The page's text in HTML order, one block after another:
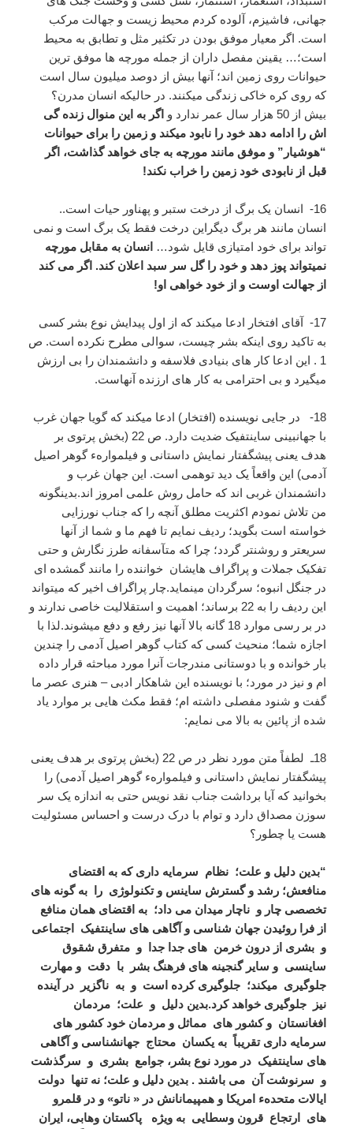
جهانی، فاشیزم، آلوده کردم محیط زیست و جهالت مرکب
است. اگر معیار موفق بودن در تکثیر مثل و تطابق به محیط
است؛… یقینن مفصل داران از جمله مورچه ها موفق ترین
حیوانات روی زمین اند؛ آنها بیش از دوصد میلیون سال است
که روی کره خاکی زندگی میکنند. در حالیکه انسان مدرن؟
بیش از 50 هزار سال عمر ندارد و
اگر به این منوال زنده گی
اش را ادامه دهد خود را نابود میکند و زمین را برای حیوانات
“هوشیار” و موفق مانند مورچه به جای خواهد گذاشت، اگر
قبل از نابودی خود زمین را خراب نکند!
16- انسان یک برگ از درخت ستبر و پهناور حیات است..
انسان مانند هر برگ دیگراین درخت فقط یک برگ است و نمی
تواند برای خود امتیازی قایل شود… انسان به مقابل مورچه
نمیتواند پوز دهد و خود را گل سر سبد اعلان کند. اگر می کند
از جهالت اوست و از خود خواهی او!
17- آقای افتخار ادعا میکند که از اول پیدایش نوع بشر کسی
به تاکید روی اینکه بشر چیست، سوالی مطرح نکرده است. ص
1 . این ادعا کار های بنیادی فلاسفه و دانشمندان را بی ارزش
میگیرد و بی احترامی به کار های ارزنده آنهاست.
18- در جایی نویسنده (افتخار) ادعا میکند که گویا جهان غرب
با جهانبینی ساینتفیک ضدیت دارد. ص 22 (بخش پرتوی بر
هدف یعنی پیشگفتار نمایش داستانی و فیلموارهء گوهر اصیل
آدمی) این واقعاً یک دید توهمی است. این جهان غرب و
دانشمندان غربی اند که حامل روش علمی امروز اند.بدینگونه
من تلاش نمودم اکثریت مطلق آنچه را که جناب نورزایی
خواسته است بگوید؛ ردیف نمایم تا فهم ما و شما از آنها
سریعتر و روشنتر گردد؛ چرا که متآسفانه طرز نگارش و حتی
تفکیک جملات و پراگراف هایشان خواننده را مانند گمشده ای
در جنگل انبوه؛ سرگردان مینماید.چار پراگراف اخیر که میتواند
این ردیف را به 22 برساند؛ اهمیت و استقلالیت خاصی ندارند و
در بر رسی موارد 18 گانه بالا آنها نیز رفع و دفع میشوند.لذا با
اجازه شما؛ منحیث کسی که کتاب گوهر اصیل آدمی را چندین
بار خوانده و با دوستانی مندرجات آنرا مورد مباحثه قرار داده
ام و نیز در مورد؛ با نویسنده این شاهکار ادبی – هنری عصر ما
گفت و شنود مفصلی داشته ام؛ فقط مکث هایی بر موارد یاد
شده از پائین به بالا می نمایم:
18ـ لطفاً متن مورد نظر در ص 22 (بخش پرتوی بر هدف یعنی
پیشگفتار نمایش داستانی و فیلموارهء گوهر اصیل آدمی) را
بخوانید که آیا برداشت جناب نقد نویس حتی به اندازه یک سر
سوزن مصداق دارد و توام با درک درست و احساس مسئولیت
هست یا چطور؟
“بدین دلیل و علت؛ نظام سرمایه داری که به اقتضای
منافعش؛ رشد و گسترش ساینس و تکنولوژی را به گونه های
تخصصی چار و ناچار میدان می داد؛ به اقتضای همان منافع
از فرا روئیدن جهان شناسی و آگاهی های ساینتفیک اجتماعی
و بشری از درون خرمن های جدا جدا و متفرق شقوق
ساینسی و سایر گنجینه های فرهنگ بشر با دقت و مهارت
جلوگیری میکند؛ جلوگیری کرده است و به ناگزیر در آینده
نیز جلوگیری خواهد کرد.بدین دلیل و علت؛ مردمان
افغانستان و کشور های مماثل و مردمان خود کشور های
سرمایه داری تقریباً به یکسان محتاج جهانشناسی و آگاهی
های ساینتفیک در مورد نوع بشر، جوامع بشری و سرگذشت
و سرنوشت آن می باشند .بدین دلیل و علت؛ نه تنها دولت
ایالات متحدهء امریکا و همپیمانانش در « ناتو» و در قلمرو
های ارتجاع قرون وسطایی به ویژه پاکستان وهابی، ایران